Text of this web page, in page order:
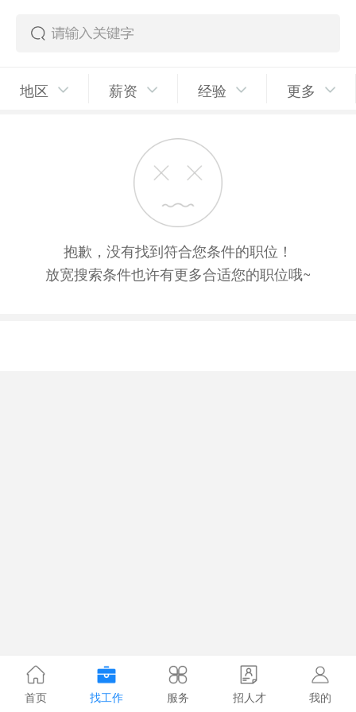
地区 薪资 经验 更多
抱歉，没有找到符合您条件的职位！
放宽搜索条件也许有更多合适您的职位哦~
首页 找工作 服务 招人才 我的